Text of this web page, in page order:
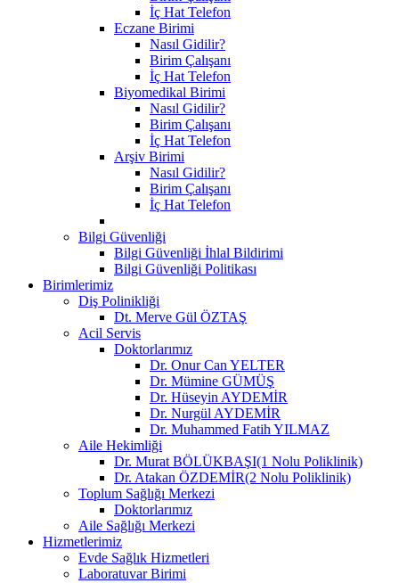
İç Hat Telefon
Eczane Birimi
Nasıl Gidilir?
Birim Çalışanı
İç Hat Telefon
Biyomedikal Birimi
Nasıl Gidilir?
Birim Çalışanı
İç Hat Telefon
Arşiv Birimi
Nasıl Gidilir?
Birim Çalışanı
İç Hat Telefon
Bilgi Güvenliği
Bilgi Güvenliği İhlal Bildirimi
Bilgi Güvenliği Politikası
Birimlerimiz
Diş Polinikliği
Dt. Merve Gül ÖZTAŞ
Acil Servis
Doktorlarımız
Dr. Onur Can YELTER
Dr. Mümine GÜMÜŞ
Dr. Hüseyin AYDEMİR
Dr. Nurgül AYDEMİR
Dr. Muhammed Fatih YILMAZ
Aile Hekimliği
Dr. Murat BÖLÜKBAŞI(1 Nolu Poliklinik)
Dr. Atakan ÖZDEMİR(2 Nolu Poliklinik)
Toplum Sağlığı Merkezi
Doktorlarımız
Aile Sağlığı Merkezi
Hizmetlerimiz
Evde Sağlık Hizmetleri
Laboratuvar Birimi